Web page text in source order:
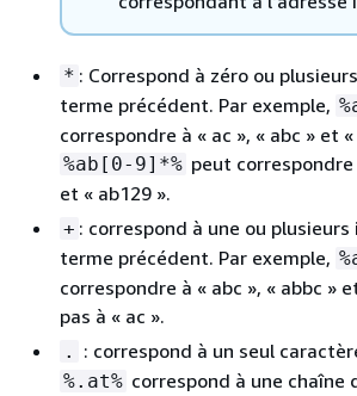
* : Correspond à zéro ou
terme précédent. Par exemple,
correspondre à « ac », « abc » et «
%ab[0-9]*% peut correspondre
et « ab129 ».
+ : correspond à une ou
terme précédent. Par exemple,
correspondre à « abc », « abbc »
pas à « ac ».
. : correspond à un seul
%.at% correspond à une chaîne